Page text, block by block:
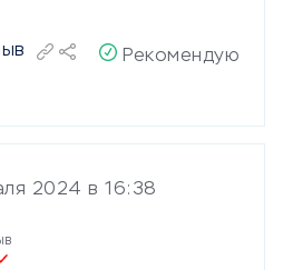
Рекомендую
2024 в 16:38